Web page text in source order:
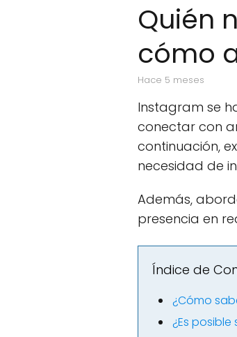
Quién
cómo
hace 5 meses
Instagram se
conectar con
continuación,
necesidad de
Además,
presencia en
Índice de
¿Cómo
¿Es